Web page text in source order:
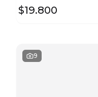
$19.800
9